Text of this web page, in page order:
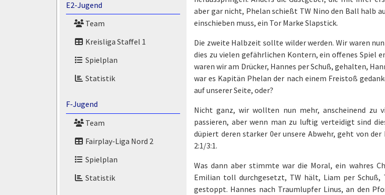
E2-Jugend
Team
Kreisliga Staffel 1
Spielplan
Statistik
F-Jugend
Team
Fairplay-Liga Nord 2
Spielplan
Statistik
aber gar nicht, Phelan schießt TW Nino den Ball halb
einschieben muss, ein Tor Marke Slapstick.
Die zweite Halbzeit sollte wilder werden. Wir waren
dies zu vielen gefährlichen Kontern, ein offenes Spiel
waren wir am Drücker, Hannes per Schuß, gehalten,
war es Kapitän Phelan der nach einem Freistoß
auf unserer Seite, oder?
Nicht ganz, wir wollten nun mehr, anscheinend
passieren, aber wenn man zu luftig verteidigt sind
düpiert deren starker 0er unsere Abwehr, geht von
2:1/3:1.
Was dann aber stimmte war die Moral, ein wahres
Emilian toll durchgesetzt, TW hält, Liam per Schuß,
gestoppt. Hannes nach Traumlupfer Linus, an den